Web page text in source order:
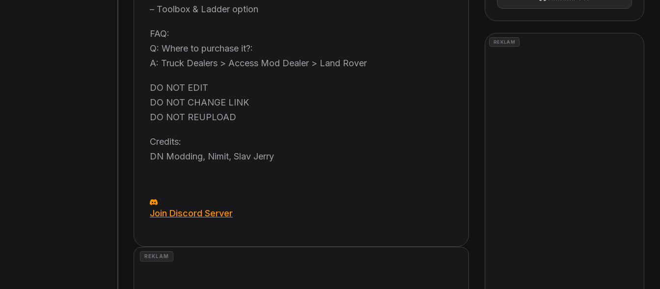
– Toolbox & Ladder option
FAQ:
Q: Where to purchase it?:
A: Truck Dealers > Access Mod Dealer > Land Rover
DO NOT EDIT
DO NOT CHANGE LINK
DO NOT REUPLOAD
Credits:
DN Modding, Nimit, Slav Jerry
Join Discord Server
REKLAM
REKLAM